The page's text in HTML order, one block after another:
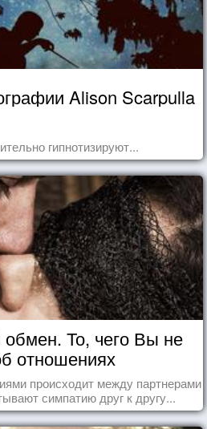
Alison Scarpulla
гипнотизируют...
обмен. То, чего Вы не
отношениях
происходит между партнерами
симпатию друг к другу...